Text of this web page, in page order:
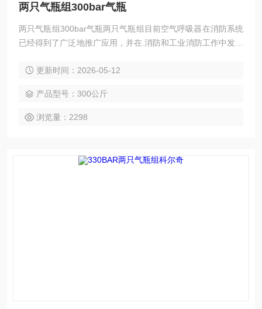
两只气瓶组300bar气瓶
两只气瓶组300bar气瓶两只气瓶组目前空气呼吸器在消防系统
已经得到了广泛地推广应用，并在.消防和工业消防工作中发挥
越来越多，空气呼吸器的充气、维护保养、检测和定期检验已
这方面的工作，更好地发挥空气呼吸器在消防救灾中的作用
更新时间：2026-05-12
产品型号：300公斤
浏览量：2298